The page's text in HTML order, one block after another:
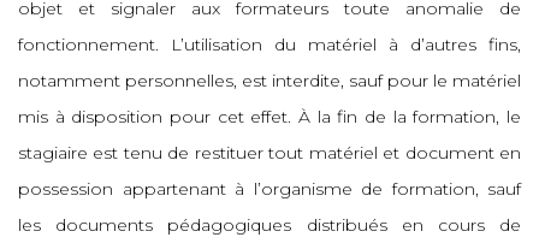
objet et signaler aux formateurs toute anomalie de
fonctionnement. L’utilisation du matériel à d’autres fins,
notamment personnelles, est interdite, sauf pour le matériel
mis à disposition pour cet effet. À la fin de la formation, le
stagiaire est tenu de restituer tout matériel et document en
possession appartenant à l’organisme de formation, sauf
les documents pédagogiques distribués en cours de